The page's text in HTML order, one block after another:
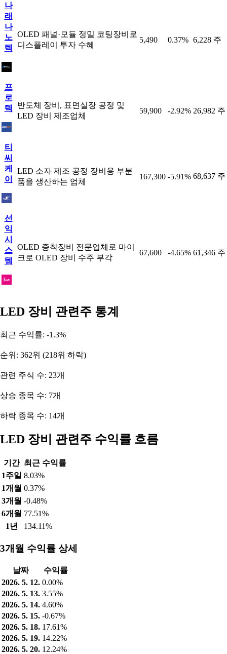
나
래
나
노
텍
OLED 패널·모듈 정밀 코팅장비로
디스플레이 투자 수혜
5,490 0.37% 6,228 주
프
로
텍
반도체 장비, 표면실장 공정 및
LED 장비 제조업체
59,900 -2.92% 26,982 주
티
씨
케
이
LED 소자 제조 공정 장비용 부분
품을 생산하는 업체
167,300 -5.91% 68,637 주
선
익
시
스
템
OLED 증착장비 전문업체로 마이
크로 OLED 장비 수주 부각
67,600 -4.65% 61,346 주
LED 장비 관련주 통계
최근 수익률: -1.3%
순위: 362위 (218위 하락)
관련 주식 수: 23개
상승 종목 수: 7개
하락 종목 수: 14개
LED 장비 관련주 수익률 흐름
기간 최근 수익률
1주일 8.03%
1개월 0.37%
3개월 -0.48%
6개월 77.51%
1년
134.11%
3개월 수익률 상세
날짜
수익률
2026. 5. 12. 0.00%
2026. 5. 13. 3.55%
2026. 5. 14. 4.60%
2026. 5. 15. -0.67%
2026. 5. 18. 17.61%
2026. 5. 19. 14.22%
2026. 5. 20. 12.24%